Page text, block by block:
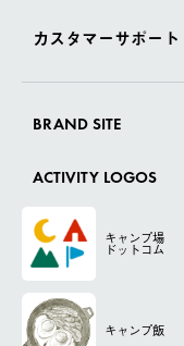
カスタマーサポート
BRAND SITE
ACTIVITY LOGOS
キャンプ場
ドットコム
キャンプ飯